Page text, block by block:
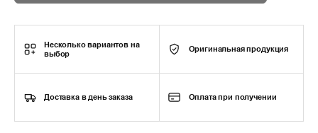
Несколько вариантов на
выбор
Оригинальная продукция
Доставка в день заказа Оплата при получении